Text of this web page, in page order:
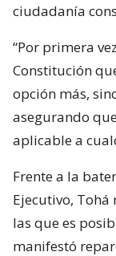
ciudadanía
“Por primera
Constitución
opción más,
asegurando
aplicable a
Frente a la
Ejecutivo, Tohá
las que es
manifestó